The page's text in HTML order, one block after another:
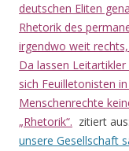
deutschen Eliten
Rhetorik des
irgendwo weit
Da lassen
sich Feuilletonisten
Menschenrechte
„Rhetorik“. zitiert
unsere Gesellschaft